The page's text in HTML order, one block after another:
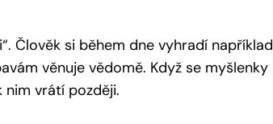
Člověk si během dne vyhradí například
věnuje vědomě. Když se myšlenky
nim vrátí později.